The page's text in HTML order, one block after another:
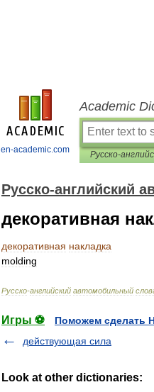
en-academic.com
Academic
Русско-английский
декоративная
декоративная накладка
molding
Русско-английский автомобильный
Игры ⚽
Поможем сделать
действующая сила
Look at other dictionaries: